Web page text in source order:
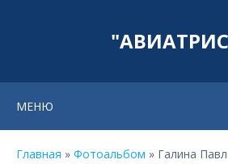
МЕНЮ
Главная » Фотоальбом » Галина